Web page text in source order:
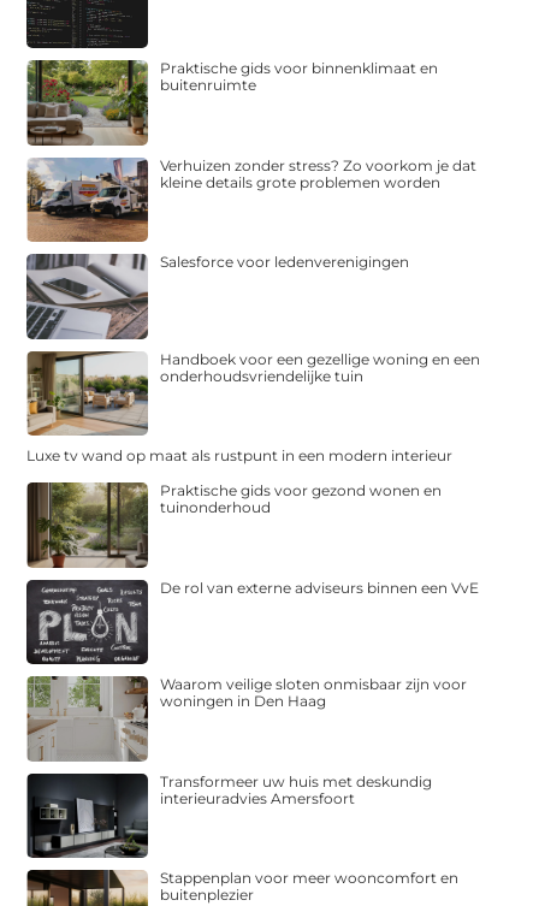
Praktische gids voor binnenklimaat en
buitenruimte
Verhuizen zonder stress? Zo voorkom je dat
kleine details grote problemen worden
Salesforce voor ledenverenigingen
Handboek voor een gezellige woning en een
onderhoudsvriendelijke tuin
Luxe tv wand op maat als rustpunt in een modern interieur
Praktische gids voor gezond wonen en
tuinonderhoud
De rol van externe adviseurs binnen een VvE
Waarom veilige sloten onmisbaar zijn voor
woningen in Den Haag
Transformeer uw huis met deskundig
interieuradvies Amersfoort
Stappenplan voor meer wooncomfort en
buitenplezier